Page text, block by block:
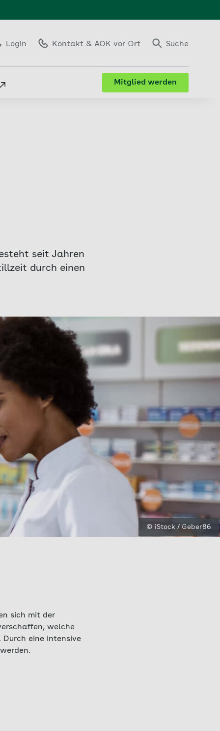
seit Jahren
durch einen
© iStock / Geber86
sich mit der
welche
eine intensive